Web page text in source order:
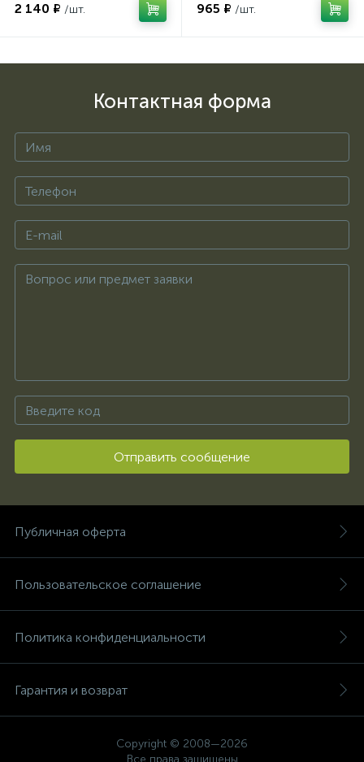
2 140 ₽ /шт. 965 ₽ /шт.
Контактная форма
Отправить сообщение
Публичная оферта
Пользовательское соглашение
Политика конфиденциальности
Гарантия и возврат
Copyright © 2008—2026